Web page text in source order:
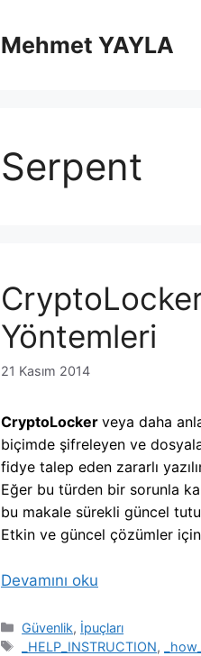
Mehmet YAYLA
Serpent
Yöntemleri
21 Kasım 2014
CryptoLocker veya daha
biçimde şifreleyen ve
fidye talep eden zararlı
Eğer bu türden bir sorunla
bu makale sürekli güncel
Etkin ve güncel çözümler
Devamını oku
Kategoriler
Güvenlik, İpuçları
Etiketler
_HELP_INSTRUCTION,